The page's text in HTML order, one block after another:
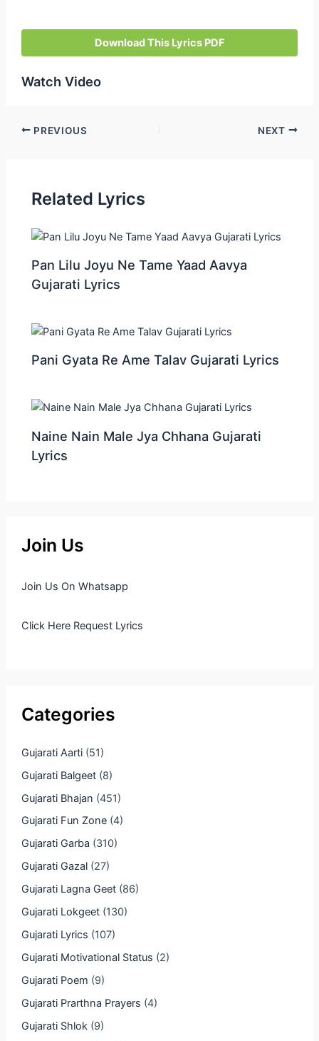
Download This Lyrics PDF
Watch Video
Post
PREVIOUS NEXT
Related Lyrics
Pan Lilu Joyu Ne Tame Yaad Aavya
Gujarati Lyrics
Pani Gyata Re Ame Talav Gujarati Lyrics
Naine Nain Male Jya Chhana Gujarati
Lyrics
Join Us
Join Us On Whatsapp
Click Here Request Lyrics
Categories
Gujarati Aarti(51)
Gujarati Balgeet(8)
Gujarati Bhajan (451)
Gujarati Fun Zone(4)
Gujarati Garba (310)
Gujarati Gazal(27)
Gujarati Lagna Geet(86)
Gujarati Lokgeet(130)
Gujarati Lyrics (107)
Gujarati Motivational Status (2)
Gujarati Poem (9)
Gujarati Prarthna Prayers (4)
Gujarati Shlok(9)